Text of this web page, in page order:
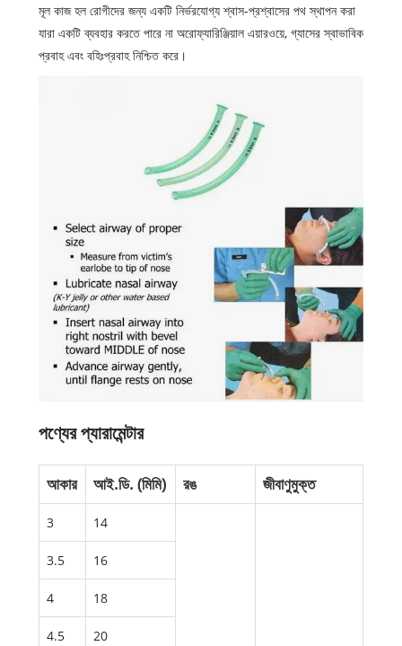
মূল কাজ হল রোগীদের জন্য একটি নির্ভরযোগ্য শ্বাস-প্রশ্বাসের পথ স্থাপন করা
যারা একটি ব্যবহার করতে পারে না অরোফ্যারিঞ্জিয়াল এয়ারওয়ে, গ্যাসের স্বাভাবিক
প্রবাহ এবং বহিঃপ্রবাহ নিশ্চিত করে।
পণ্যের প্যারামেন্টার
আকার আই.ডি. (মিমি) রঙ জীবাণুমুক্ত
3 14
3.5 16
4 18
4.5 20